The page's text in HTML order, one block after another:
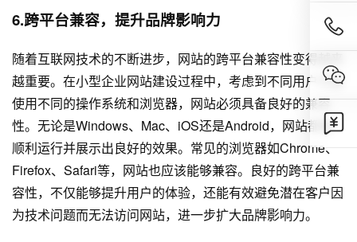
6.跨平台兼容，提升品牌影响力
随着互联网技术的不断进步，网站的跨平台兼容性变得越来
越重要。在小型企业网站建设过程中，考虑到不同用户可能
使用不同的操作系统和浏览器，网站必须具备良好的兼容
性。无论是Windows、Mac、iOS还是Android，网站都能
顺利运行并展示出良好的效果。常见的浏览器如Chrome、
Firefox、Safari等，网站也应该能够兼容。良好的跨平台兼
容性，不仅能够提升用户的体验，还能有效避免潜在客户因
为技术问题而无法访问网站，进一步扩大品牌影响力。